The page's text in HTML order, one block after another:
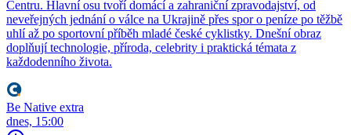
Centru. Hlavní osu tvoří domácí a zahraniční zpravodajství, od
neveřejných jednání o válce na Ukrajině přes spor o peníze po těžbě
uhlí až po sportovní příběh mladé české cyklistky. Dnešní obraz
doplňují technologie, příroda, celebrity i praktická témata z
každodenního života.
Be Native extra
dnes, 15:00